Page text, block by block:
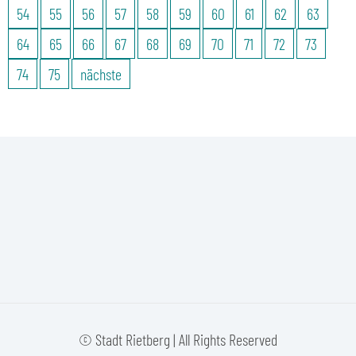
54 55 56 57 58 59 60 61 62
63
64
65 66 67 68 69 70 71 72
73
74
75 nächste
© Stadt Rietberg | All Rights Reserved